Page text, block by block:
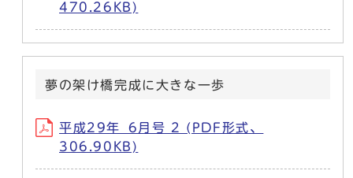
470.26KB)
夢の架け橋完成に大きな一歩
平成29年_6月号 2 (PDF形式、
306.90KB)